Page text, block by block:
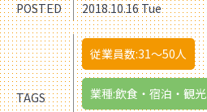
POSTED 2018.10.16 Tue
TAGS
従業員数:31〜50人
業種:飲食・宿泊・観光